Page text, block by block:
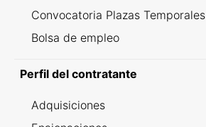
Convocatoria Plazas Temporales
Bolsa de empleo
Perfil del contratante
Adquisiciones